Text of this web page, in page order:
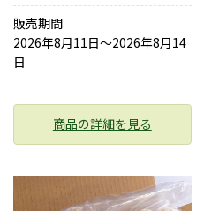
販売期間
2026年8月11日〜2026年8月14
日
商品の詳細を見る